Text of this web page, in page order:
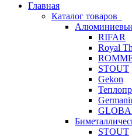
Главная
Каталог товаров
RIFAR
Royal
STOUT
Gekon
STOUT